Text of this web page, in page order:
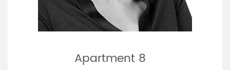
Apartment 8